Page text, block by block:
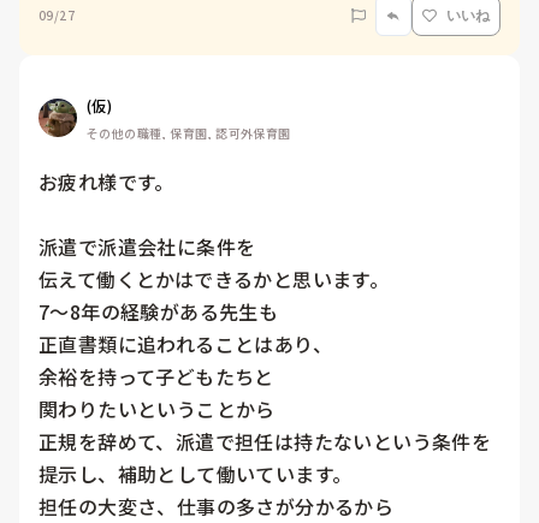
09/27 いいね
(仮)
その他の職種, 保育園, 認可外保育園
お疲れ様です。
派遣で派遣会社に条件を
伝えて働くとかはできるかと思います。
7～8年の経験がある先生も
正直書類に追われることはあり、
余裕を持って子どもたちと
関わりたいということから
正規を辞めて、派遣で担任は持たないという条件を
提示し、補助として働いています。
担任の大変さ、仕事の多さが分かるから